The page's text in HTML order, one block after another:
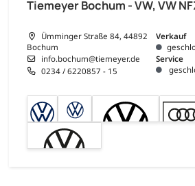
Tiemeyer Bochum - VW, VW
Ümminger Straße 84, 44892
Bochum
info.bochum@tiemeyer.de
0234 / 6220857 - 15
Verkauf
Service